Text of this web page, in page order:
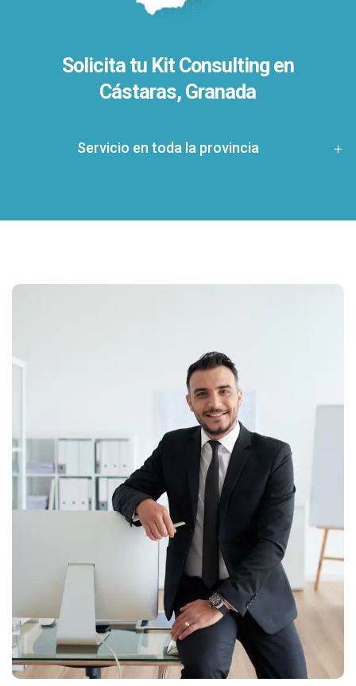
Solicita tu Kit Consulting en
Cástaras, Granada
Servicio en toda la provincia